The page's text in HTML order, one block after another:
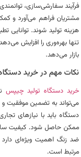
فرآیند سفارشی‌سازی، توانمندی
مشتریان فراهم می‌آورد و
هزینه تولید شوند. توانایی
تنها بهره‌وری را افزایش
بازار می‌دهد.
نکات مهم در خرید
خرید دستگاه تولید چیپس
می‌تواند به تضمین موفقیت و
دستگاه باید با نیازهای
ممکن حاصل شود. کیفیت
ضد زنگ اهمیت ویژه‌ای دارد
مرتبط است.